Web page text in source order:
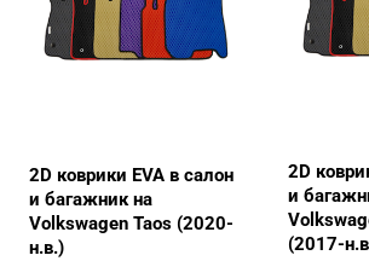
2D коврики EVA в салон
и багажник на
Volkswagen Taos (2020-
н.в.)
2D
и
(2017-